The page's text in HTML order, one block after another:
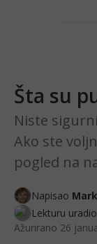
Šta su
Niste
Ako ste
pogled na
Napisao
Lekturu uradio
Ažurirano 26